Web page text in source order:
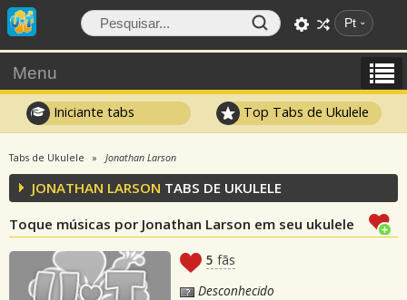
Pt
Menu
Iniciante tabs Top Tabs de Ukulele
Tabs de Ukulele Jonathan Larson
JONATHAN LARSON TABS DE UKULELE
Toque músicas por Jonathan Larson em seu ukulele
5 fãs
Desconhecido